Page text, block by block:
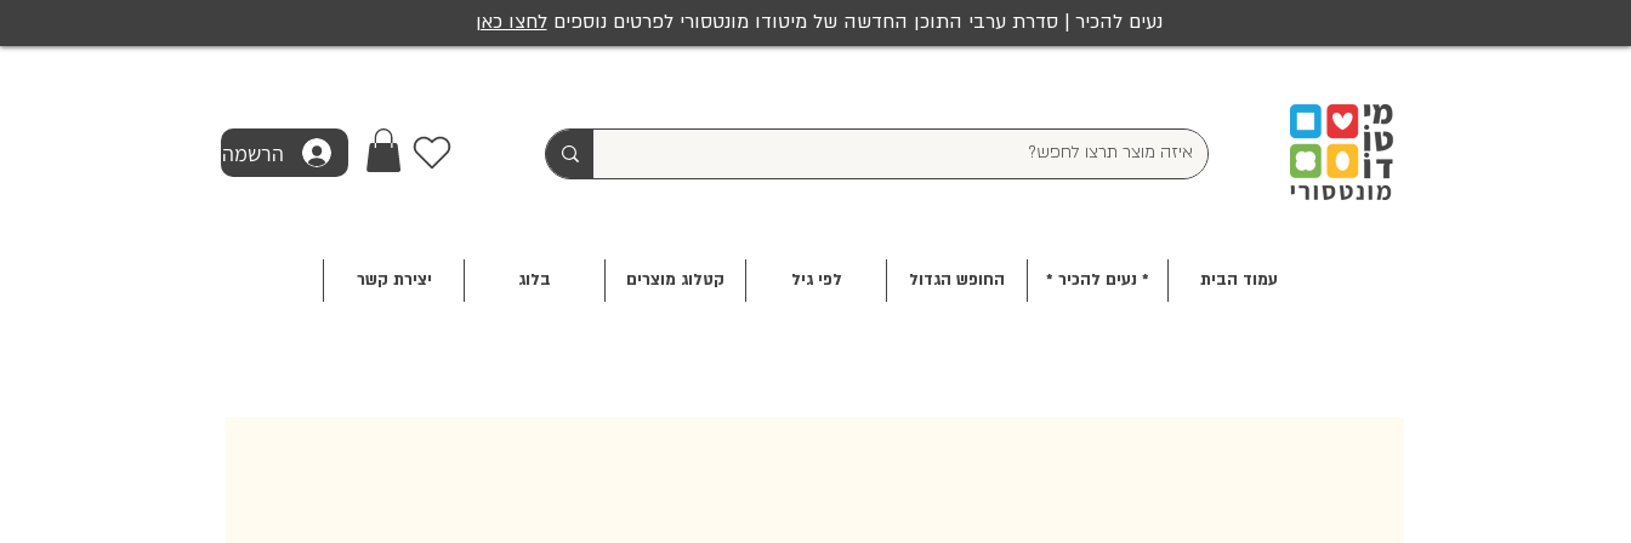
נעים להכיר | סדרת ערבי התוכן החדשה של מיטודו מונטסורי לפרטים נוספיםלחצו כאן
הרשמה
עמוד הבית * נעים להכיר * החופש הגדול לפי גיל קטלוג מוצרים בלוג יצירת קשר